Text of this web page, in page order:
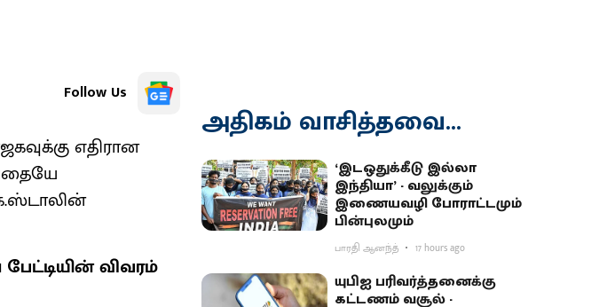
Follow Us
எதிரான
விவரம்
அதிகம் வாசித்தவை...
‘இடஒதுக்கீடு இல்லா
இந்தியா’ - வலுக்கும்
இணையவழி போராட்டமும்
பின்புலமும்
பாரதி ஆனந்த் 17 hours ago
யுபிஐ பரிவர்த்தனைக்கு
கட்டணம் வசூல் -